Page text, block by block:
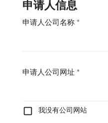
申请人信息
申请人公司名称 *
申请人公司网址 *
我没有公司网站